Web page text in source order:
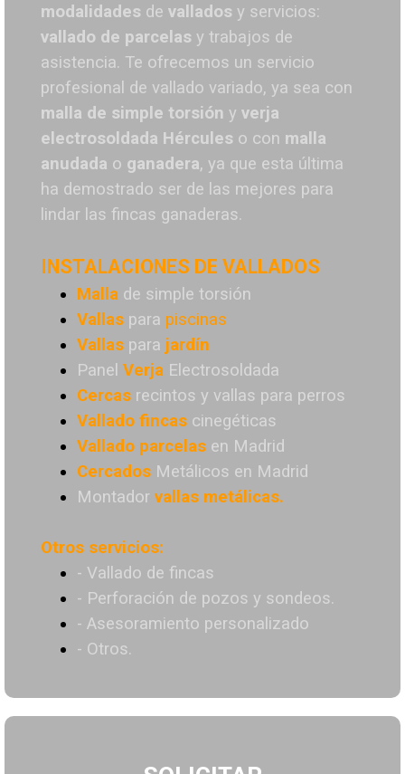
modalidades de vallados y servicios:
vallado de parcelas y trabajos de
asistencia. Te ofrecemos un servicio
profesional de vallado variado, ya sea con
malla de simple torsión y verja
electrosoldada Hércules o con malla
anudada o ganadera, ya que esta última
ha demostrado ser de las mejores para
lindar las fincas ganaderas.
INSTALACIONES DE VALLADOS
Malla de simple torsión
Vallas para piscinas
Vallas para jardín
Panel Verja Electrosoldada
Cercas recintos y vallas para perros
Vallado fincas cinegéticas
Vallado parcelas en Madrid
Cercados Metálicos en Madrid
Montador vallas metálicas.
Otros servicios:
- Vallado de fincas
- Perforación de pozos y sondeos.
- Asesoramiento personalizado
- Otros.